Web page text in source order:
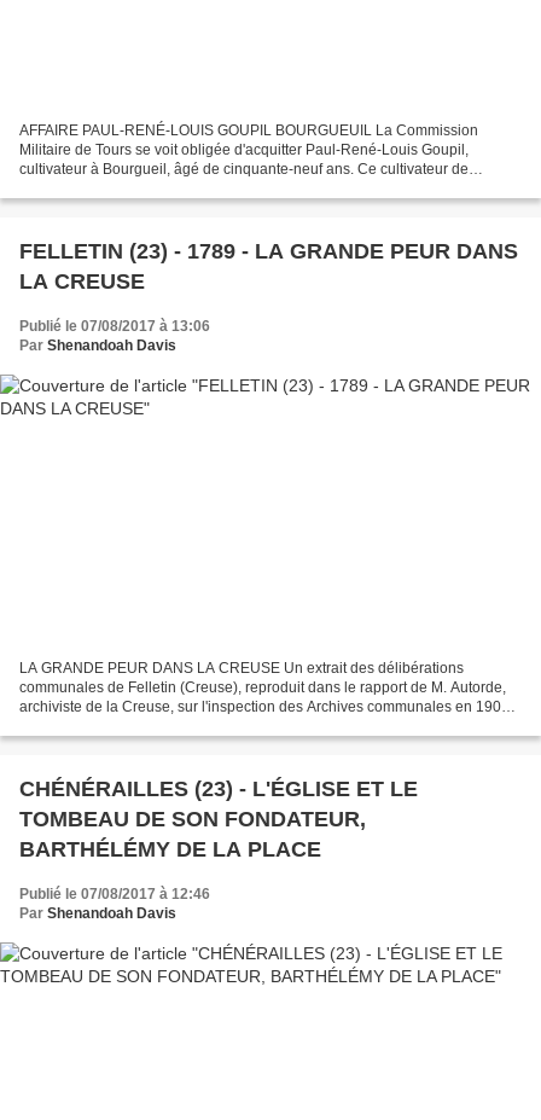
AFFAIRE PAUL-RENÉ-LOUIS GOUPIL BOURGUEUIL La Commission
Militaire de Tours se voit obligée d'acquitter Paul-René-Louis Goupil,
cultivateur à Bourgueil, âgé de cinquante-neuf ans. Ce cultivateur de
FELLETIN (23) - 1789 - LA GRANDE PEUR DANS
LA CREUSE
Publié le 07/08/2017 à 13:06
Par Shenandoah Davis
LA GRANDE PEUR DANS LA CREUSE Un extrait des délibérations
communales de Felletin (Creuse), reproduit dans le rapport de M. Autorde,
archiviste de la Creuse, sur l'inspection des Archives communales en 1907 -
CHÉNÉRAILLES (23) - L'ÉGLISE ET LE
TOMBEAU DE SON FONDATEUR,
BARTHÉLÉMY DE LA PLACE
Publié le 07/08/2017 à 12:46
Par Shenandoah Davis